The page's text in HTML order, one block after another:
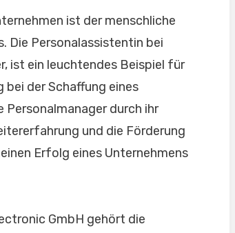
ist der menschliche
Die Personalassistentin bei
ist ein leuchtendes Beispiel für
bei der Schaffung eines
durch ihr
und die Förderung
Erfolg eines Unternehmens
GmbH gehört die